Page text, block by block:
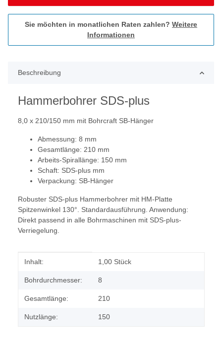
Sie möchten in monatlichen Raten zahlen? Weitere
Informationen
Beschreibung
Hammerbohrer SDS-plus
8,0 x 210/150 mm mit Bohrcraft SB-Hänger
Abmessung: 8 mm
Gesamtlänge: 210 mm
Arbeits-Spirallänge: 150 mm
Schaft: SDS-plus mm
Verpackung: SB-Hänger
Robuster SDS-plus Hammerbohrer mit HM-Platte
Spitzenwinkel 130°. Standardausführung. Anwendung:
Direkt passend in alle Bohrmaschinen mit SDS-plus-
Verriegelung.
Produkteigenschaft
Wert
Inhalt: 1,00 Stück
Bohrdurchmesser: 8
Gesamtlänge: 210
Nutzlänge: 150